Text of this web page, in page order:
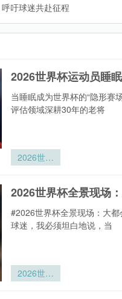
吁球迷共赴征程
2026世界杯运动员睡
当睡眠成为世界杯的“隐形赛
评估领域深耕30年的老将
2026世界
杯运动员睡
戴设备技术
标准
2026世界杯全景现场
#2026世界杯全景现场：大
球迷，我必须坦白地说，当
2026世界
杯全景现